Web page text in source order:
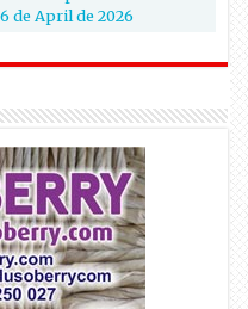
de April de 2026